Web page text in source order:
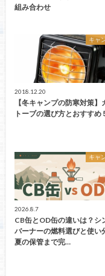
組み合わせ
キャ
2018.12.20
【冬キャンプの防寒対策】
トーブの選び方とおすすめ
キャ
2026.8.7
CB缶とOD缶の違いは？シ
バーナーの燃料選びと使い
夏の保管まで完…